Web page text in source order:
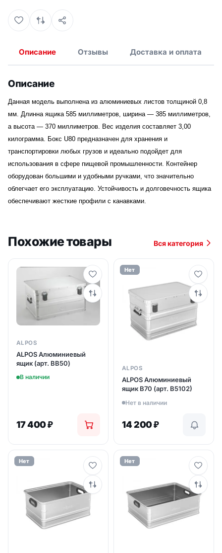
Описание Отзывы Доставка и оплата
Описание
Данная модель выполнена из алюминиевых листов толщиной 0,8
мм. Длинна ящика 585 миллиметров, ширина — 385 миллиметров,
а высота — 370 миллиметров. Вес изделия составляет 3,00
килограмма. Бокс U80 предназначен для хранения и
транспортировки любых грузов и идеально подойдет для
использования в сфере пищевой промышленности. Контейнер
оборудован большими и удобными ручками, что значительно
облегчает его эксплуатацию. Устойчивость и долговечность ящика
обеспечивают жесткие профили с канавками.
Похожие товары Вся категория
ALPOS
ALPOS Алюминиевый
ящик (арт. BB50)
В наличии
17 400₽
Нет
ALPOS
ALPOS Aлюминиевый
ящик B70 (арт. B5102)
Нет в наличии
14 200₽
Нет Нет